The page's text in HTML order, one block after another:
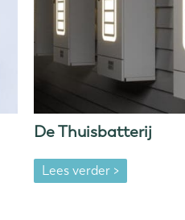
De Thuisbatterij
Lees verder >